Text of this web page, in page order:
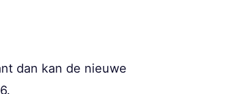
dan kan de nieuwe